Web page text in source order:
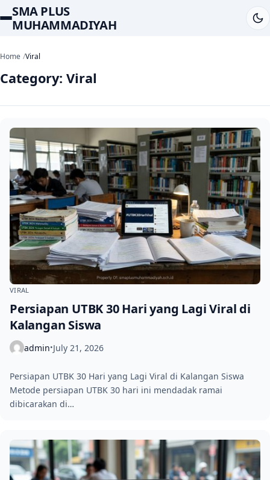
SMA PLUS
MUHAMMADIYAH
Home Viral
Category: Viral
VIRAL
Persiapan UTBK 30 Hari yang Lagi Viral di
Kalangan Siswa
admin•July 21, 2026
Persiapan UTBK 30 Hari yang Lagi Viral di Kalangan Siswa
Metode persiapan UTBK 30 hari ini mendadak ramai
dibicarakan di…